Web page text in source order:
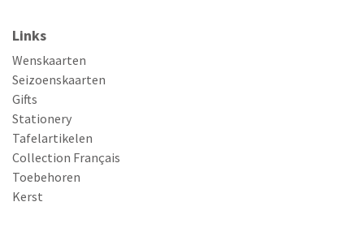
Links
Wenskaarten
Seizoenskaarten
Gifts
Stationery
Tafelartikelen
Collection Français
Toebehoren
Kerst